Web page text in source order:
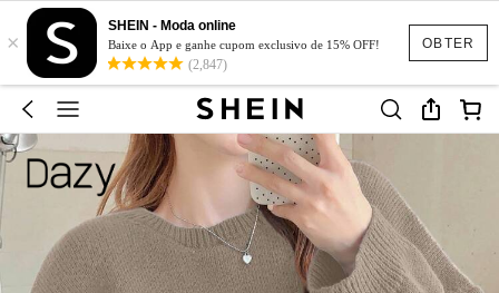
OBTER
×
SHEIN - Moda online
Baixe o App e ganhe cupom exclusivo de 15% OFF!
(2,847)